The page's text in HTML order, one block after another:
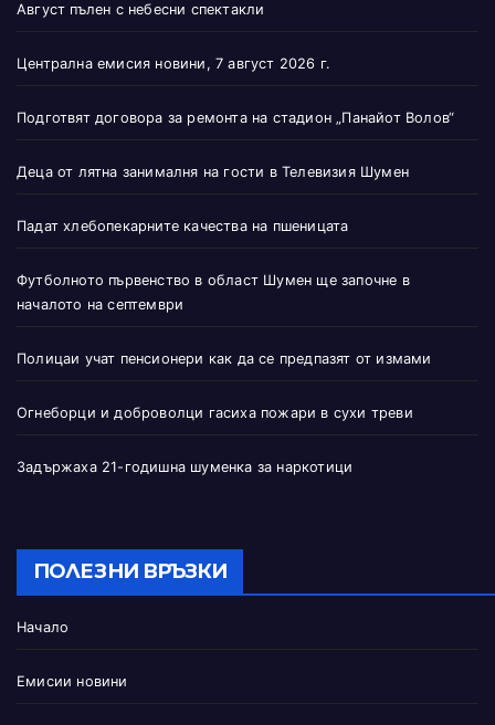
Август пълен с небесни спектакли
Централна емисия новини, 7 август 2026 г.
Подготвят договора за ремонта на стадион „Панайот Волов“
Деца от лятна занималня на гости в Телевизия Шумен
Падат хлебопекарните качества на пшеницата
Футболното първенство в област Шумен ще започне в
началото на септември
Полицаи учат пенсионери как да се предпазят от измами
Огнеборци и доброволци гасиха пожари в сухи треви
Задържаха 21-годишна шуменка за наркотици
ПОЛЕЗНИ ВРЪЗКИ
Начало
Емисии новини